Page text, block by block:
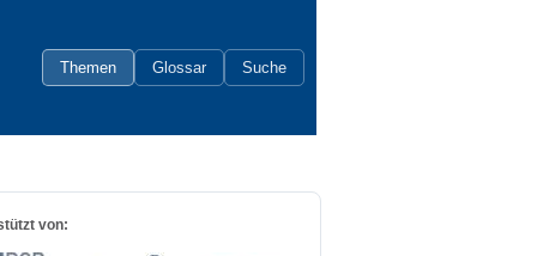
Themen Glossar Suche
von: